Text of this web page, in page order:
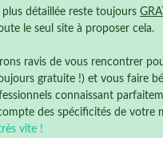
détaillée reste toujours
le seul site à proposer cela.
ravis de vous rencontrer
gratuite !) et vous faire
connaissant
des spécificités de votre
vite !